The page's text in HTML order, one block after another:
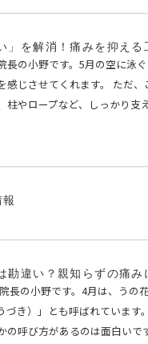
」を解消！痛みを抑え
長の小野です。5月の空に泳
感じさせてくれます。 ただ、
柱やロープなど、しっかり支
勘違い？親知らずの痛
長の小野です。4月は、うの
づき）」とも呼ばれています
の呼び方があるのは面白いで